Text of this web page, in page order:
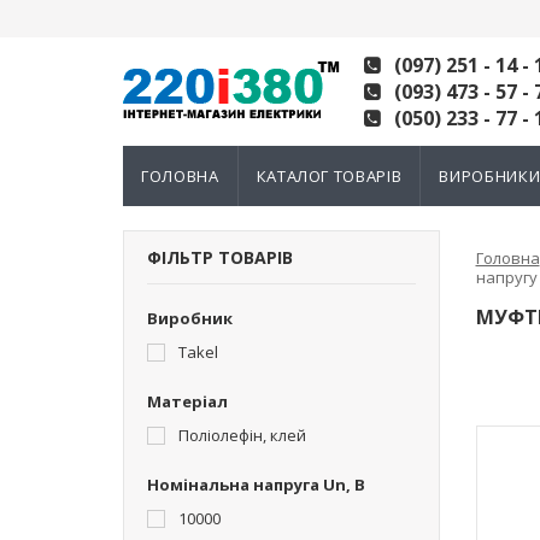
(097) 251 - 14 -
(093) 473 - 57 -
(050) 233 - 77 -
ГОЛОВНА КАТАЛОГ ТОВАРІВ ВИРОБНИКИ
ФІЛЬТР ТОВАРІВ
Виробник
Takel
Матеріал
Поліолефін, клей
Номінальна напруга Un, В
10000
Головна